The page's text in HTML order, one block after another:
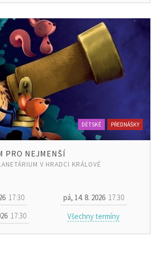
DĚTSKÉ PŘEDNÁŠKY
PRO NEJMENŠÍ
V HRADCI KRÁLOVÉ
17:30 pá, 14. 8. 2026 17:30
17:30 Všechny termíny